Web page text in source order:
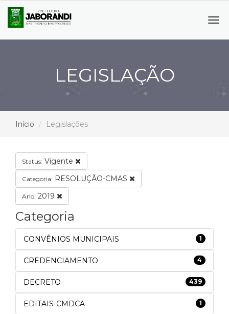
LEGISLAÇÃO
Início Legislações
Status: Vigente
Categoria: RESOLUÇÃO-CMAS
Ano: 2019
Categoria
CONVÊNIOS MUNICIPAIS 1
CREDENCIAMENTO 4
DECRETO 439
EDITAIS-CMDCA 1